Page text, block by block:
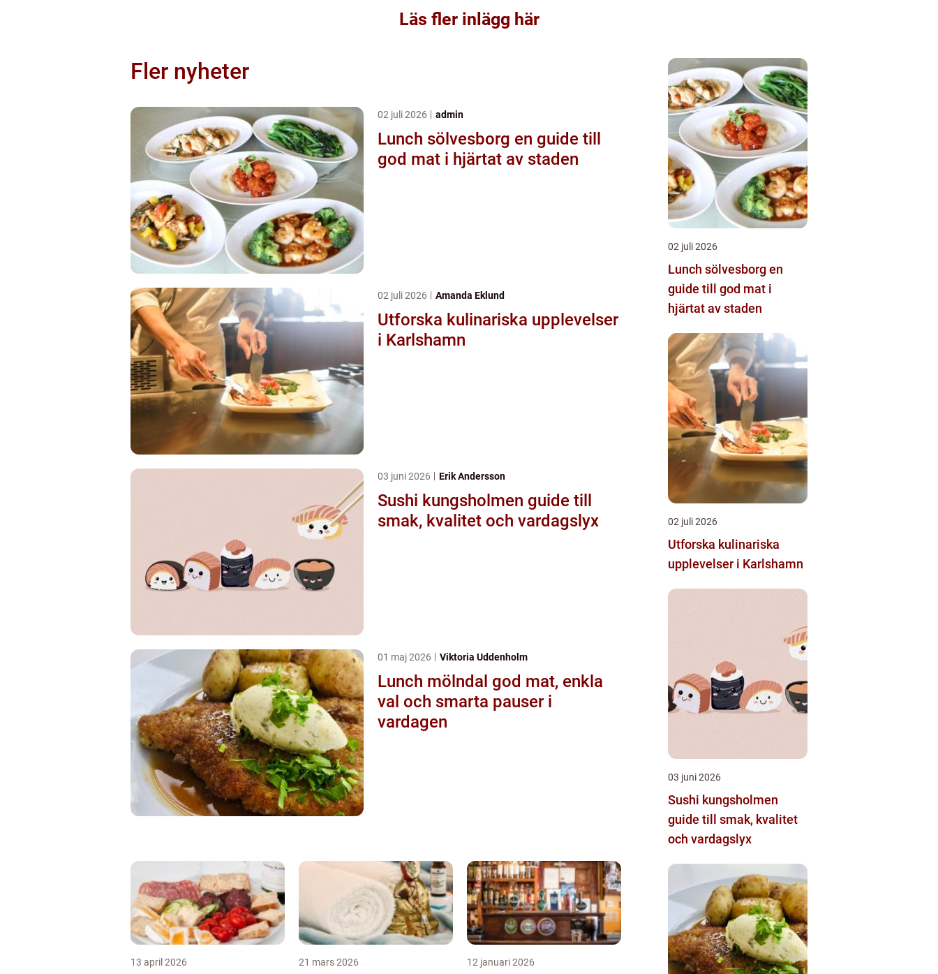
Läs fler inlägg här
Fler nyheter
02 juli 2026 admin
Lunch sölvesborg en guide till
god mat i hjärtat av staden
02 juli 2026 Amanda Eklund
Utforska kulinariska upplevelser
i Karlshamn
03 juni 2026 Erik Andersson
Sushi kungsholmen guide till
smak, kvalitet och vardagslyx
01 maj 2026 Viktoria Uddenholm
Lunch mölndal god mat, enkla
val och smarta pauser i
vardagen
13 april 2026 21 mars 2026 12 januari 2026
02 juli 2026
Lunch sölvesborg en
guide till god mat i
hjärtat av staden
02 juli 2026
Utforska kulinariska
upplevelser i Karlshamn
03 juni 2026
Sushi kungsholmen
guide till smak, kvalitet
och vardagslyx